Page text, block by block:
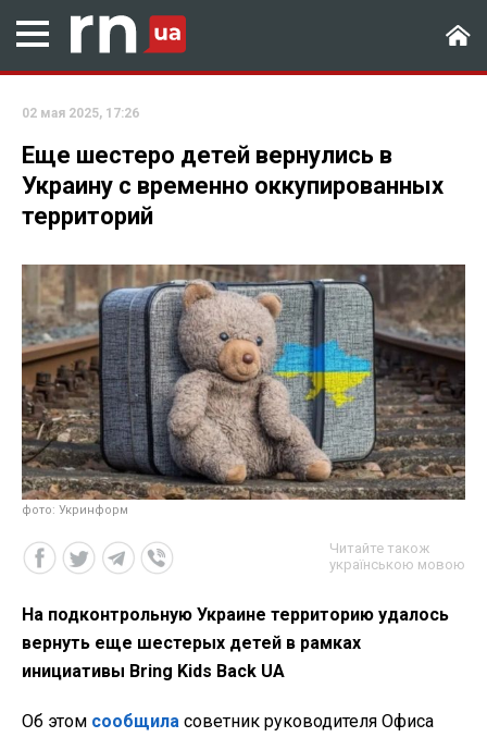
02 мая 2025, 17:26
Еще шестеро детей вернулись в
Украину с временно оккупированных
территорий
фото: Укринформ
Читайте також
українською мовою
На подконтрольную Украине территорию удалось
вернуть еще шестерых детей в рамках
инициативы Bring Kids Back UA
Об этом сообщила советник руководителя Офиса